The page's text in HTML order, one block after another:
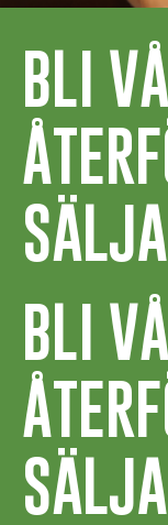
BLI
BLI